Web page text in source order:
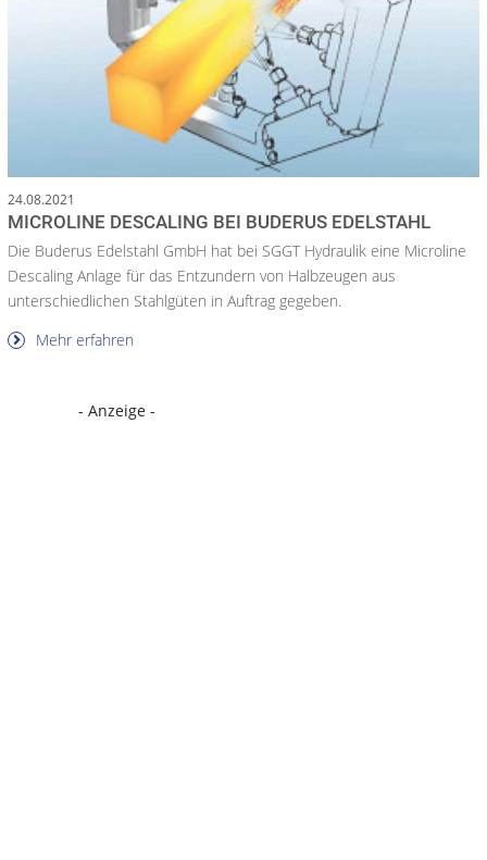
24.08.2021
MICROLINE DESCALING BEI BUDERUS EDELSTAHL
Die Buderus Edelstahl GmbH hat bei SGGT Hydraulik eine Microline
Descaling Anlage für das Entzundern von Halbzeugen aus
unterschiedlichen Stahlgüten in Auftrag gegeben.
Mehr erfahren
- Anzeige -